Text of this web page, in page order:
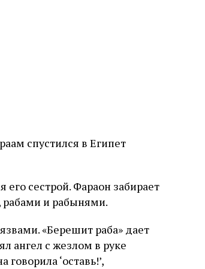
спустился в Египет
сестрой. Фараон забирает
рабами и рабынями.
«Берешит раба» дает
ангел с жезлом в руке
‘оставь!’,